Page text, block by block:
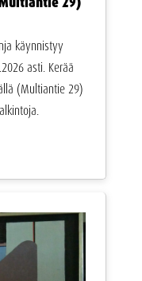
käynnistyy
asti. Kerää
(Multiantie 29)